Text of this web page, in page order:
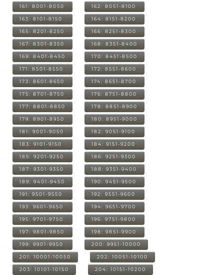
161: 8001-8050 162: 8051-8100
163: 8101-8150 164: 8151-8200
165: 8201-8250 166: 8251-8300
167: 8301-8350 168: 8351-8400
169: 8401-8450 170: 8451-8500
171: 8501-8550 172: 8551-8600
173: 8601-8650 174: 8651-8700
175: 8701-8750 176: 8751-8800
177: 8801-8850 178: 8851-8900
179: 8901-8950 180: 8951-9000
181: 9001-9050 182: 9051-9100
183: 9101-9150 184: 9151-9200
185: 9201-9250 186: 9251-9300
187: 9301-9350 188: 9351-9400
189: 9401-9450 190: 9451-9500
191: 9501-9550 192: 9551-9600
193: 9601-9650 194: 9651-9700
195: 9701-9750 196: 9751-9800
197: 9801-9850 198: 9851-9900
199: 9901-9950 200: 9951-10000
201: 10001-10050 202: 10051-10100
203: 10101-10150 204: 10151-10200